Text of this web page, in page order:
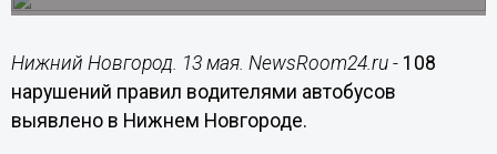
Нижний Новгород. 13 мая. NewsRoom24.ru - 108
нарушений правил водителями автобусов
выявлено в Нижнем Новгороде.